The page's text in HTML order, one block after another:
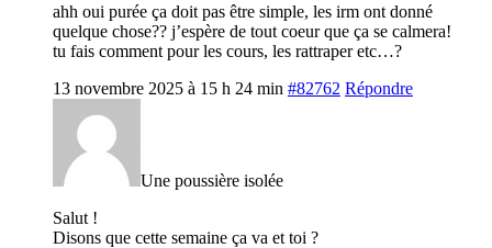
ahh oui purée ça doit pas être simple, les irm ont donné
quelque chose?? j’espère de tout coeur que ça se calmera!
tu fais comment pour les cours, les rattraper etc…?
13 novembre 2025 à 15 h 24 min #82762 Répondre
Une poussière isolée
Salut !
Disons que cette semaine ça va et toi ?